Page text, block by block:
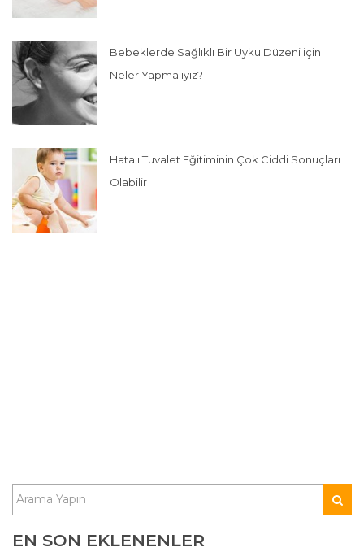
Bebeklerde Sağlıklı Bir Uyku Düzeni için
Neler Yapmalıyız?
Hatalı Tuvalet Eğitiminin Çok Ciddi Sonuçları
Olabilir
EN SON EKLENENLER